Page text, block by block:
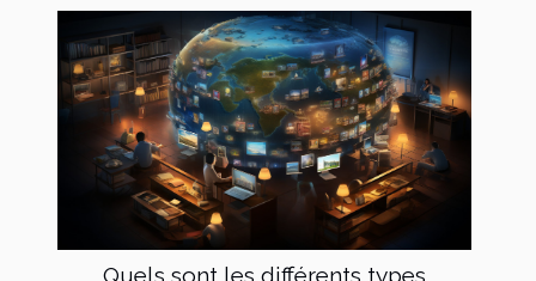
Quels sont les différents types